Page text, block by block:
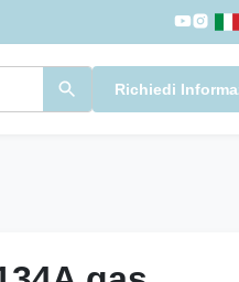
Richiedi